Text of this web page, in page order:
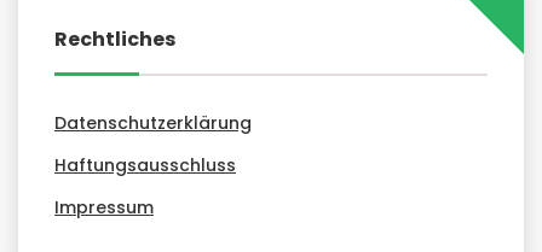
Rechtliches
Datenschutzerklärung
Haftungsausschluss
Impressum